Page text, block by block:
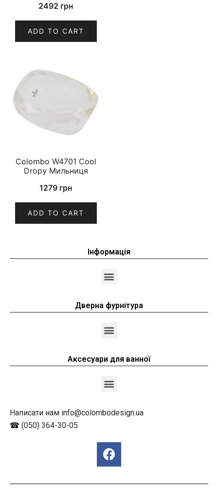
2492 грн
ADD TO CART
Colombo W4701 Cool
Dropy Мильниця
1279 грн
ADD TO CART
Інформація
Дверна фурнітура
Аксесуари для ванної
Написати нам info@colombodesign.ua
☎ (050) 364-30-05